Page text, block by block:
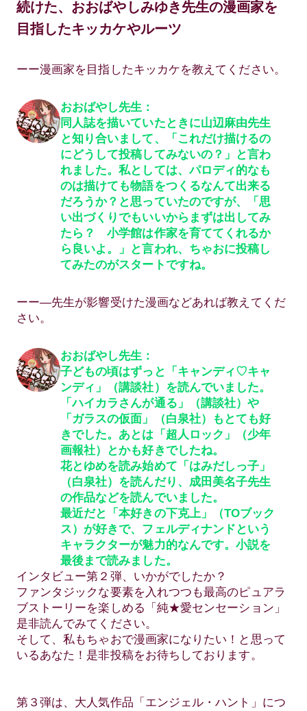
続けた、おおばやしみゆき先生の漫画家を
目指したキッカケやルーツ
ーー漫画家を目指したキッカケを教えてください。
おおばやし先生：
同人誌を描いていたときに山辺麻由先生
と知り合いまして、「これだけ描けるの
にどうして投稿してみないの？」と言わ
れました。私としては、パロディ的なも
のは描けても物語をつくるなんて出来る
だろうか？と思っていたのですが、「思
い出づくりでもいいからまずは出してみ
たら？ 小学館は作家を育ててくれるか
ら良いよ。」と言われ、ちゃおに投稿し
てみたのがスタートですね。
ーー―先生が影響受けた漫画などあれば教えてくだ
さい。
おおばやし先生：
子どもの頃はずっと「キャンディ♡キャ
ンディ」（講談社）を読んでいました。
「ハイカラさんが通る」（講談社）や
「ガラスの仮面」（白泉社）もとても好
きでした。あとは「超人ロック」（少年
画報社）とかも好きでしたね。
花とゆめを読み始めて「はみだしっ子」
（白泉社）を読んだり、成田美名子先生
の作品などを読んでいました。
最近だと「本好きの下克上」（TOブック
ス）が好きで、フェルディナンドという
キャラクターが魅力的なんです。小説を
最後まで読みました。
インタビュー第２弾、いかがでしたか？
ファンタジックな要素を入れつつも最高のピュアラ
ブストーリーを楽しめる「純★愛センセーション」
是非読んでみてください。
そして、私もちゃおで漫画家になりたい！と思って
いるあなた！是非投稿をお待ちしております。
第３弾は、大人気作品「エンジェル・ハント」につ